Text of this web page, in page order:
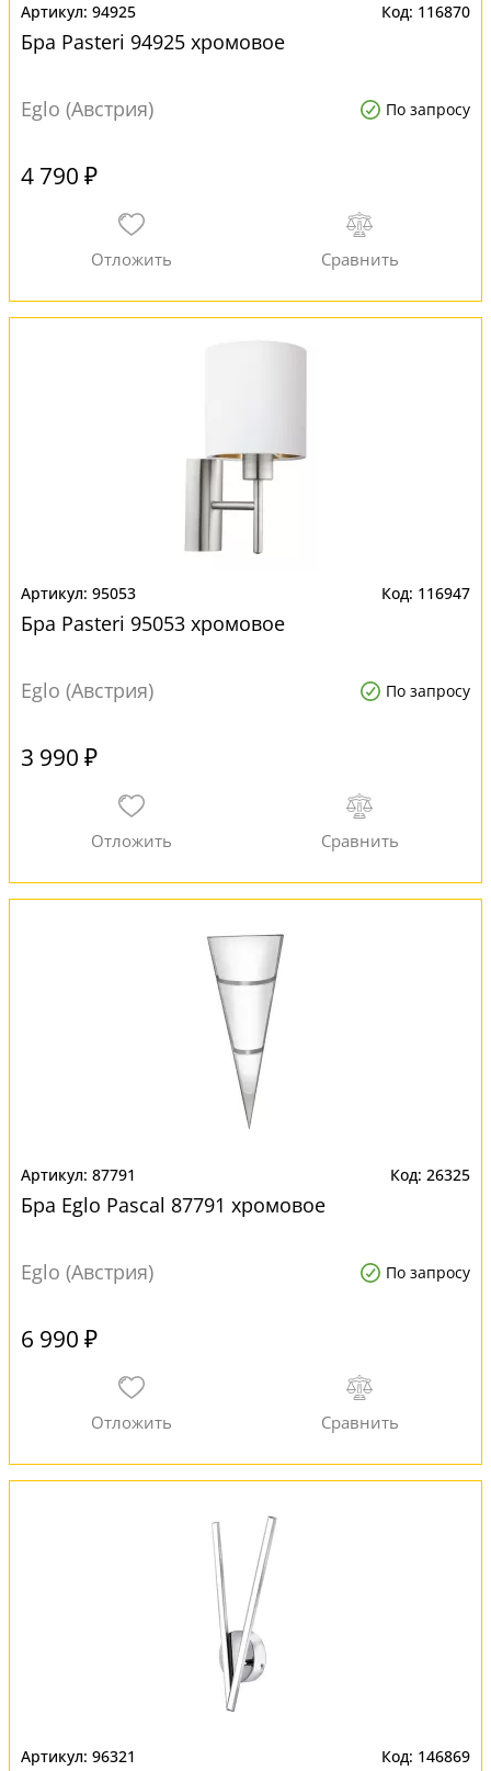
94925 116870
Бра Pasteri 94925 хромовое
Eglo (Австрия) По запросу
4 790 ₽
95053 116947
Бра Pasteri 95053 хромовое
Eglo (Австрия) По запросу
3 990 ₽
87791 26325
Бра Eglo Pascal 87791 хромовое
Eglo (Австрия) По запросу
6 990 ₽
96321 146869